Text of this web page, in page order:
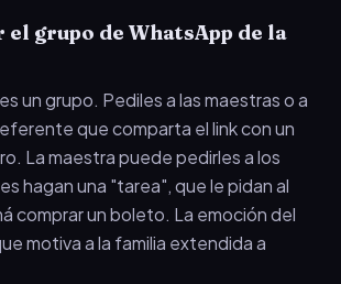
el grupo de WhatsApp de la
un grupo. Pediles a las maestras o a
que comparta el link con un
La maestra puede pedirles a los
hagan una "tarea", que le pidan al
comprar un boleto. La emoción del
motiva a la familia extendida a